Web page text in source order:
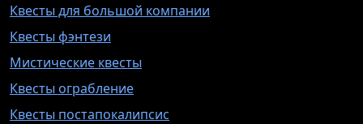
Квесты для большой компании
Квесты фэнтези
Мистические квесты
Квесты ограбление
Квесты постапокалипсис